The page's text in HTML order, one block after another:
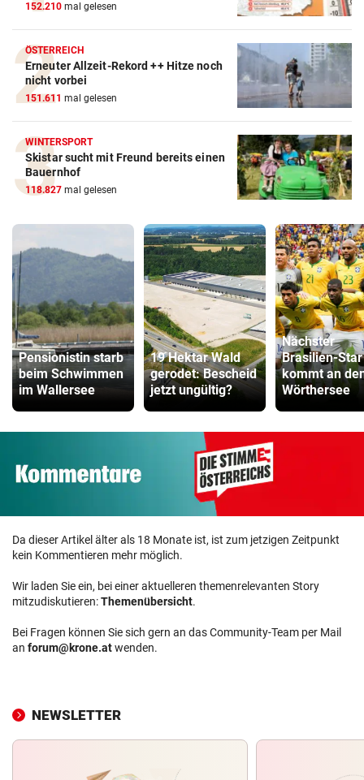
152.210 mal gelesen
ÖSTERREICH
Erneuter Allzeit-Rekord ++ Hitze noch
nicht vorbei
151.611 mal gelesen
WINTERSPORT
Skistar sucht mit Freund bereits einen
Bauernhof
118.827 mal gelesen
Pensionistin starb
beim Schwimmen
im Wallersee
19 Hektar Wald
gerodet: Bescheid
jetzt ungültig?
Nächster
Brasilien-Star
kommt an
Wörthersee
Da dieser Artikel älter als 18 Monate ist, ist zum jetzigen Zeitpunkt
kein Kommentieren mehr möglich.
Wir laden Sie ein, bei einer aktuelleren themenrelevanten Story
mitzudiskutieren:Themenübersicht.
Bei Fragen können Sie sich gern an das Community-Team per Mail
an forum@krone.atwenden.
NEWSLETTER